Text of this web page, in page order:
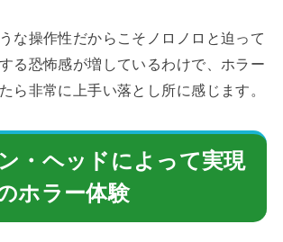
な操作性だからこそノロノロと迫って
る恐怖感が増しているわけで、ホラー
ら非常に上手い落とし所に感じます。
・ヘッドによって実現
ホラー体験